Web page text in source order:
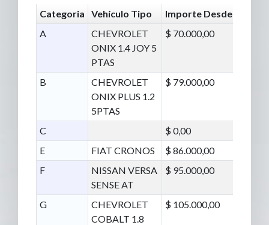
Categoria Vehículo Tipo
Importe Desde
A
CHEVROLET
ONIX 1.4 JOY 5
PTAS
$ 70.000,00
B
CHEVROLET
ONIX PLUS 1.2
5PTAS
$ 79.000,00
C
$ 0,00
E
FIAT CRONOS
$ 86.000,00
F
NISSAN VERSA
SENSE AT
$ 95.000,00
G
CHEVROLET
COBALT 1.8
$ 105.000,00